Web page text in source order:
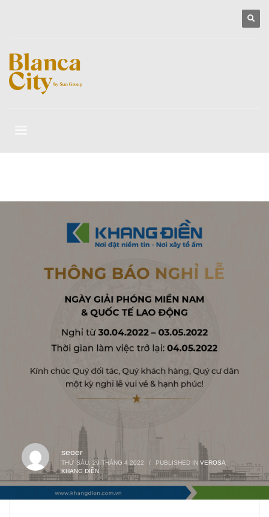
seoer
THỨ SÁU, 29 THÁNG 4 2022 / PUBLISHED IN VEROSA
KHANG ĐIỀN